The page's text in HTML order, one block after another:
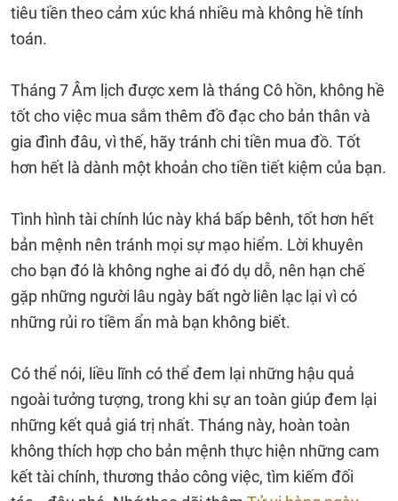
tiêu tiền theo cảm xúc khá nhiều mà không hề tính
toán.
Tháng 7 Âm lịch được xem là tháng Cô hồn, không hề
tốt cho việc mua sắm thêm đồ đạc cho bản thân và
gia đình đâu, vì thế, hãy tránh chi tiền mua đồ. Tốt
hơn hết là dành một khoản cho tiền tiết kiệm của bạn.
Tình hình tài chính lúc này khá bấp bênh, tốt hơn hết
bản mệnh nên tránh mọi sự mạo hiểm. Lời khuyên
cho bạn đó là không nghe ai đó dụ dỗ, nên hạn chế
gặp những người lâu ngày bất ngờ liên lạc lại vì có
những rủi ro tiềm ẩn mà bạn không biết.
Có thể nói, liều lĩnh có thể đem lại những hậu quả
ngoài tưởng tượng, trong khi sự an toàn giúp đem lại
những kết quả giá trị nhất. Tháng này, hoàn toàn
không thích hợp cho bản mệnh thực hiện những cam
kết tài chính, thương thảo công việc, tìm kiếm đối